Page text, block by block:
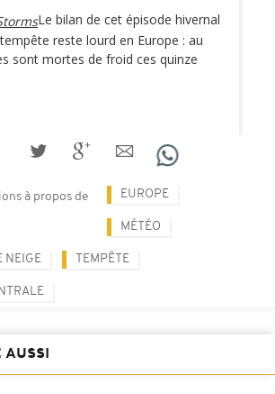
Le bilan de cet épisode hivernal
reste lourd en Europe : au
sont mortes de froid ces quinze
à propos de EUROPE
MÉTÉO
NEIGE TEMPÊTE
AUSSI